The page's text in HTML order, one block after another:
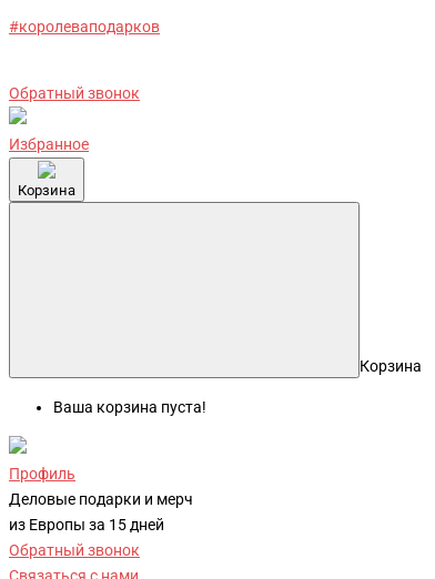
#королеваподарков
Обратный звонок
Избранное
Корзина
Корзина
Ваша корзина пуста!
Профиль
Деловые подарки и мерч
из Европы за 15 дней
Обратный звонок